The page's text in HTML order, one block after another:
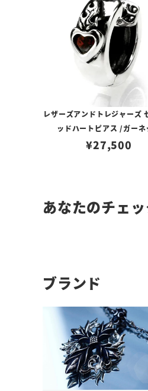
レザーズアンドトレジャーズ
ッドハートピアス /ガーネ
¥27,500
あなたのチェ
ブランド